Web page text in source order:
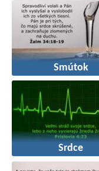
Smútok
Srdce